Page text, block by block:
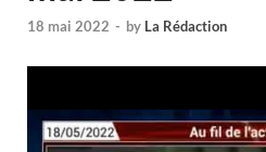
18 mai 2022 - by La Rédaction